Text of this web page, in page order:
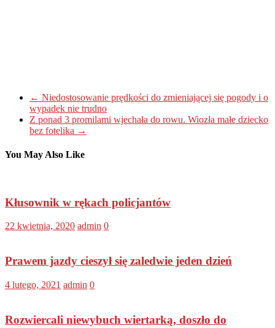
← Niedostosowanie prędkości do zmieniającej się pogody i o
wypadek nie trudno
Z ponad 3 promilami wjechała do rowu. Wiozła małe dziecko
bez fotelika →
You May Also Like
Kłusownik w rękach policjantów
22 kwietnia, 2020 admin 0
Prawem jazdy cieszył się zaledwie jeden dzień
4 lutego, 2021 admin 0
Rozwiercali niewybuch wiertarką, doszło do